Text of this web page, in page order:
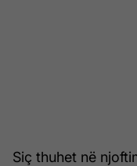
Siç thuhet në